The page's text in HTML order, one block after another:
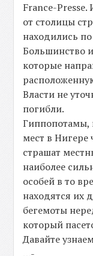
France-
от столицы
находились
Большинство
которые
Власти не
погибли.
Гиппопотамы,
мест в
страшат
наиболее
особей в то
находятся их
бегемоты
который
Давайте